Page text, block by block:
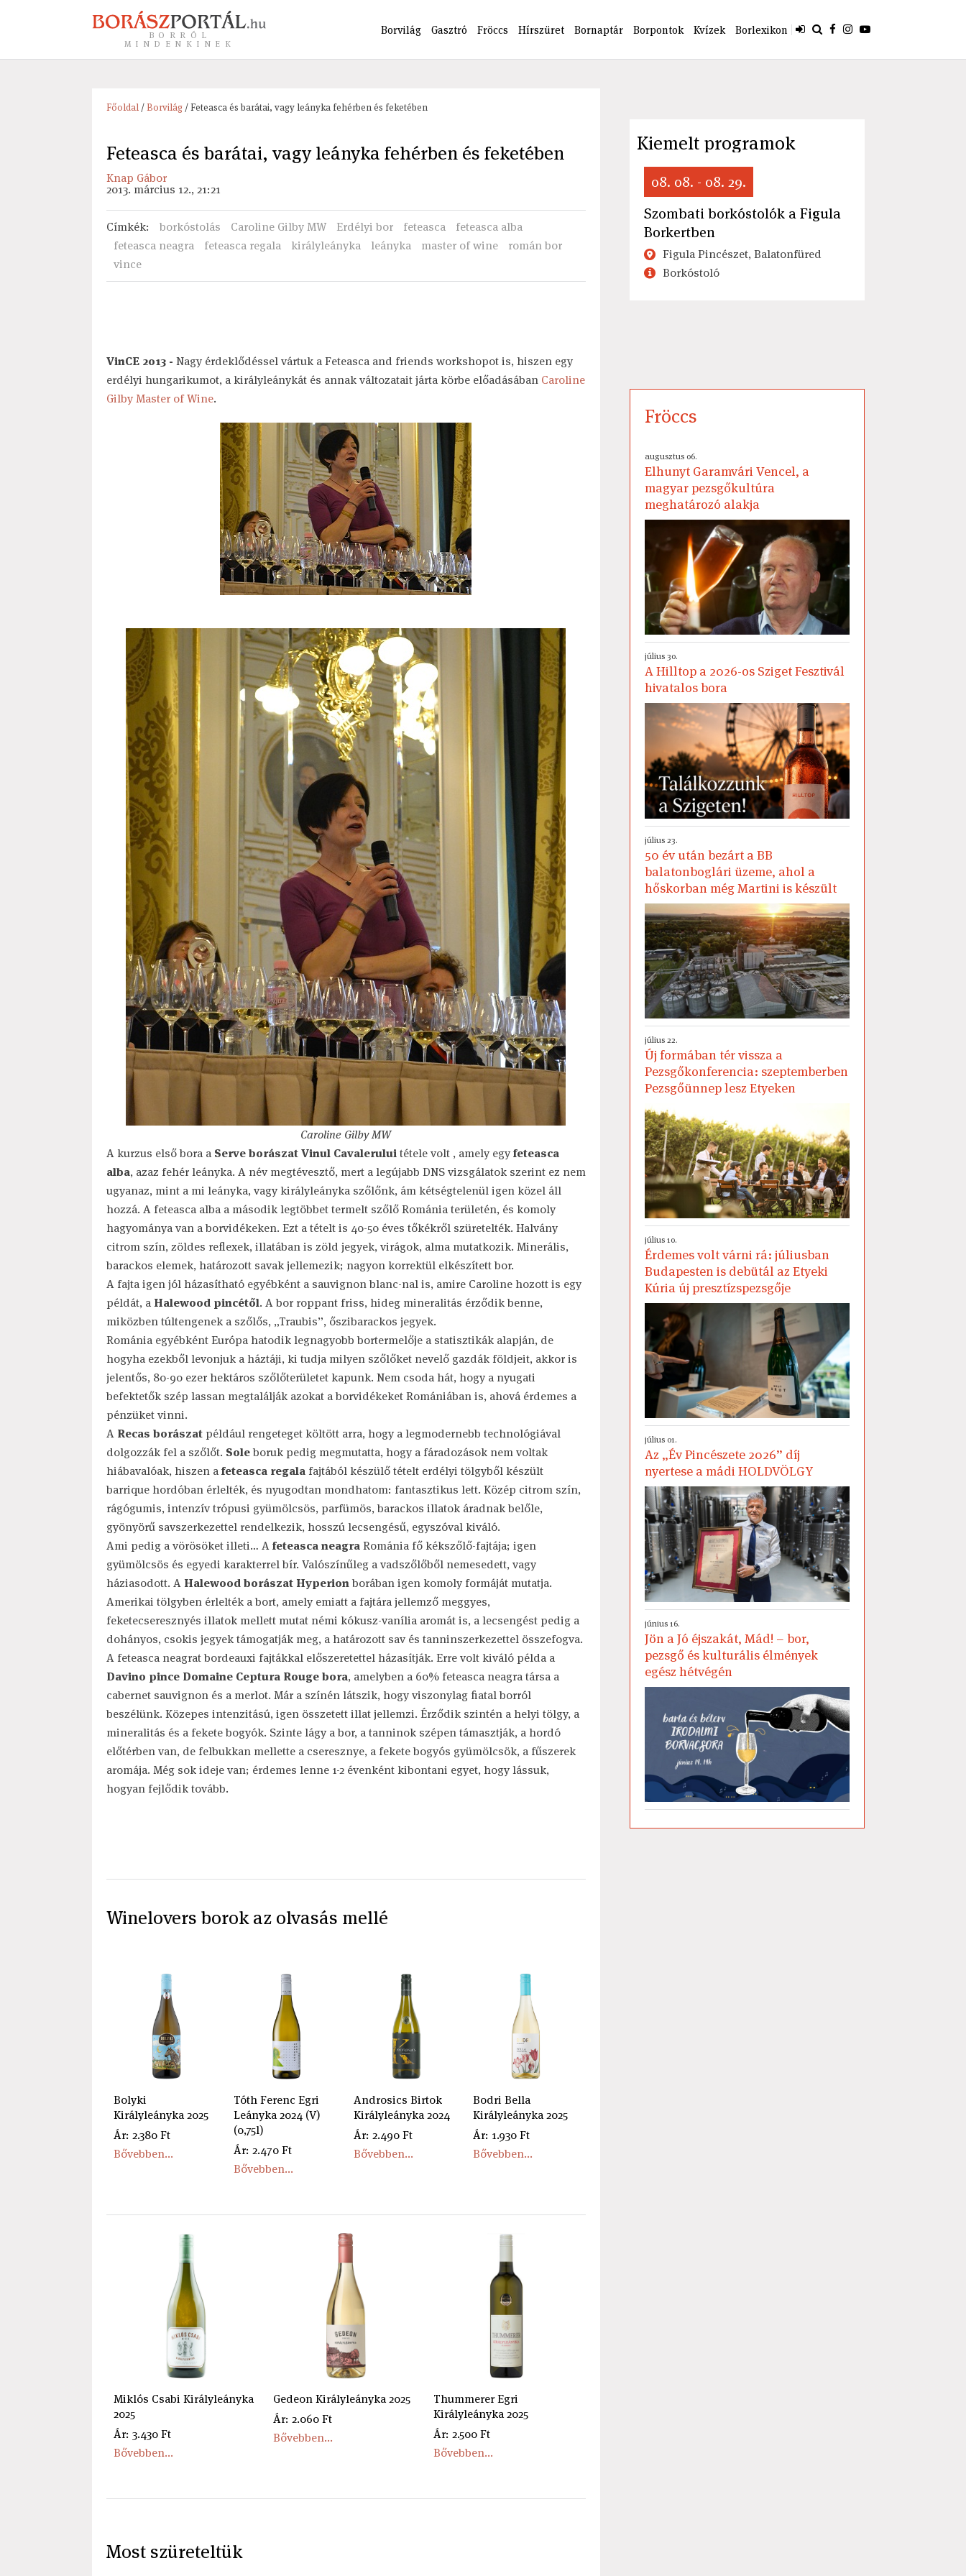
BORRÓL
MINDENKINEK
Borvilág Gasztró Fröccs Hírszüret Bornaptár Borpontok Kvízek Borlexikon
Főoldal/Borvilág/ Feteasca és barátai, vagy leányka fehérben és feketében
Feteasca és barátai, vagy leányka fehérben és feketében
Knap Gábor
2013. március 12., 21:21
Címkék: borkóstolás Caroline Gilby MW Erdélyi bor feteasca
feteasca alba
feteasca neagra
feteasca regala királyleányka leányka master of wine
román bor
vince
VinCE 2013 - Nagy érdeklődéssel vártuk a Feteasca and friends workshopot is, hiszen egy
erdélyi hungarikumot, a királyleánykát és annak változatait járta körbe előadásában Caroline
Gilby Master of Wine.
Caroline Gilby MW
A kurzus első bora a Serve borászat Vinul Cavaleruluitétele volt , amely egyfeteasca
alba, azaz fehér leányka. A név megtévesztő, mert a legújabb DNS vizsgálatok szerint ez nem
ugyanaz, mint a mi leányka, vagy királyleányka szőlőnk, ám kétségtelenül igen közel áll
hozzá. A feteasca alba a második legtöbbet termelt szőlő Románia területén, és komoly
hagyománya van a borvidékeken. Ezt a tételt is 40-50 éves tőkékről szüretelték. Halvány
citrom szín, zöldes reflexek, illatában is zöld jegyek, virágok, alma mutatkozik. Minerális,
barackos elemek, határozott savak jellemezik; nagyon korrektül elkészített bor.
A fajta igen jól házasítható egyébként a sauvignon blanc-nal is, amire Caroline hozott is egy
példát, a Halewood pincétől. A bor roppant friss, hideg mineralitás érződik benne,
miközben túltengenek a szőlős, „Traubis”, őszibarackos jegyek.
Románia egyébként Európa hatodik legnagyobb bortermelője a statisztikák alapján, de
hogyha ezekből levonjuk a háztáji, ki tudja milyen szőlőket nevelő gazdák földjeit, akkor is
jelentős, 80-90 ezer hektáros szőlőterületet kapunk. Nem csoda hát, hogy a nyugati
befektetők szép lassan megtalálják azokat a borvidékeket Romániában is, ahová érdemes a
pénzüket vinni.
A Recas borászatpéldául rengeteget költött arra, hogy a legmodernebb technológiával
dolgozzák fel a szőlőt. Soleboruk pedig megmutatta, hogy a fáradozások nem voltak
hiábavalóak, hiszen afeteasca regalafajtából készülő tételt erdélyi tölgyből készült
barrique hordóban érlelték, és nyugodtan mondhatom: fantasztikus lett. Közép citrom szín,
rágógumis, intenzív trópusi gyümölcsös, parfümös, barackos illatok áradnak belőle,
gyönyörű savszerkezettel rendelkezik, hosszú lecsengésű, egyszóval kiváló.
Ami pedig a vörösöket illeti… Afeteasca neagraRománia fő kékszőlő-fajtája; igen
gyümölcsös és egyedi karakterrel bír. Valószínűleg a vadszőlőből nemesedett, vagy
háziasodott. A Halewood borászat Hyperionborában igen komoly formáját mutatja.
Amerikai tölgyben érlelték a bort, amely emiatt a fajtára jellemző meggyes,
feketecseresznyés illatok mellett mutat némi kókusz-vanília aromát is, a lecsengést pedig a
dohányos, csokis jegyek támogatják meg, a határozott sav és tanninszerkezettel összefogva.
A feteasca neagrat bordeauxi fajtákkal előszeretettel házasítják. Erre volt kiváló példa a
Davino pince Domaine Ceptura Rouge bora, amelyben a 60% feteasca neagra társa a
cabernet sauvignon és a merlot. Már a színén látszik, hogy viszonylag fiatal borról
beszélünk. Közepes intenzitású, igen összetett illat jellemzi. Érződik szintén a helyi tölgy, a
mineralitás és a fekete bogyók. Szinte lágy a bor, a tanninok szépen támasztják, a hordó
előtérben van, de felbukkan mellette a cseresznye, a fekete bogyós gyümölcsök, a fűszerek
aromája. Még sok ideje van; érdemes lenne 1-2 évenként kibontani egyet, hogy lássuk,
hogyan fejlődik tovább.
Winelovers borok az olvasás mellé
Bolyki
Királyleányka 2025
Ár: 2.380 Ft
Bővebben...
Tóth Ferenc Egri
Leányka 2024 (V)
(0,75l)
Ár: 2.470 Ft
Bővebben...
Androsics Birtok
Királyleányka 2024
Ár: 2.490 Ft
Bővebben...
Bodri Bella
Királyleányka 2025
Ár: 1.930 Ft
Bővebben...
Miklós Csabi Királyleányka
2025
Ár: 3.430 Ft
Bővebben...
Gedeon Királyleányka 2025
Ár: 2.060 Ft
Bővebben...
Thummerer Egri
Királyleányka 2025
Ár: 2.500 Ft
Bővebben...
Most szüreteltük
Kiemelt programok
08. 08. - 08. 29.
Szombati borkóstolók a Figula
Borkertben
Figula Pincészet, Balatonfüred
Borkóstoló
Fröccs
augusztus 06.
Elhunyt Garamvári Vencel, a
magyar pezsgőkultúra
meghatározó alakja
július 30.
A Hilltop a 2026-os Sziget Fesztivál
hivatalos bora
július 23.
50 év után bezárt a BB
balatonboglári üzeme, ahol a
hőskorban még Martini is készült
július 22.
Új formában tér vissza a
Pezsgőkonferencia: szeptemberben
Pezsgőünnep lesz Etyeken
július 10.
Érdemes volt várni rá: júliusban
Budapesten is debütál az Etyeki
Kúria új presztízspezsgője
július 01.
Az „Év Pincészete 2026” díj
nyertese a mádi HOLDVÖLGY
június 16.
Jön a Jó éjszakát, Mád! – bor,
pezsgő és kulturális élmények
egész hétvégén